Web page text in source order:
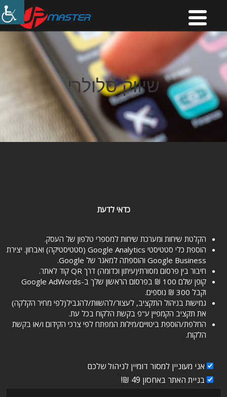
שיווק סלולרי
כדאי לדעת
הקלטת שיחות ומערכת שיחות למספרי טלפון של העסק.
הוספת כלי סטטיסטי Google Analytics (סטטיסטיקה) ואבחון. יצירת
Google Business והוספתה למאגר של Google.
חיבור בין פרסום מסורתי(עיתון וכדומה) דרך QR קוד לאתר.
קופן שלם 100 ₪ בפרסום הראשון שלך ב-Google AdWords
וקבל 300 ₪ נוספים.
גמישות בניהול התקציב, לעצור/להשוות/להגביל(לפי מחיר הקלקה)
את תקציב הקמפיין ע"פ בקשת הלקוח בכל עת.
החלפת/הוספת ביטויים/מילות המפתח לפי צרכי הקידום ו/או בקשת
הלקוח.
אני מעוניין למסור דומיין לניהול שלכם
בניית האתר באחסון 49 ₪!